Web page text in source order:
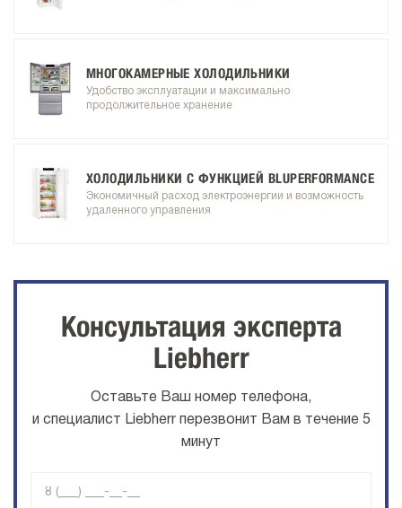
МНОГОКАМЕРНЫЕ ХОЛОДИЛЬНИКИ
Удобство эксплуатации и максимально
продолжительное хранение
ХОЛОДИЛЬНИКИ С ФУНКЦИЕЙ BLUPERFORMANCE
Экономичный расход электроэнергии и возможность
удаленного управления
Консультация эксперта
Liebherr
Оставьте Ваш номер телефона,
и специалист Liebherr перезвонит Вам в течение 5
минут